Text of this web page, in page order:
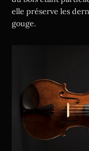
elle préserve les
gouge.